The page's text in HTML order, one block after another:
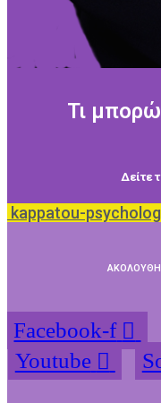
Τι
Δείτε
kappatou-
Facebook-f
Youtube